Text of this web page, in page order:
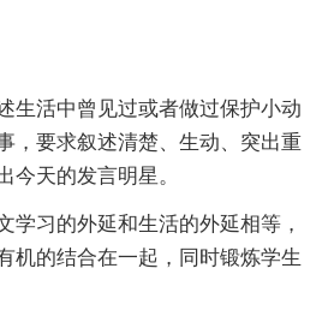
活中曾见过或者做过保护小动
，要求叙述清楚、生动、突出重
今天的发言明星。
习的外延和生活的外延相等，
机的结合在一起，同时锻炼学生